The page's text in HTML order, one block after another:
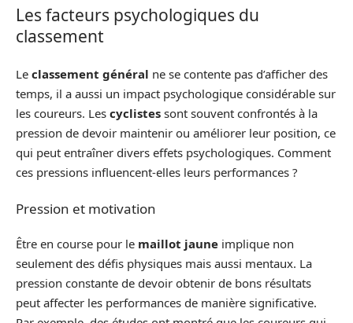
Les facteurs psychologiques du
classement
Le classement général ne se contente pas d’afficher des
temps, il a aussi un impact psychologique considérable sur
les coureurs. Les cyclistes sont souvent confrontés à la
pression de devoir maintenir ou améliorer leur position, ce
qui peut entraîner divers effets psychologiques. Comment
ces pressions influencent-elles leurs performances ?
Pression et motivation
Être en course pour le maillot jaune implique non
seulement des défis physiques mais aussi mentaux. La
pression constante de devoir obtenir de bons résultats
peut affecter les performances de manière significative.